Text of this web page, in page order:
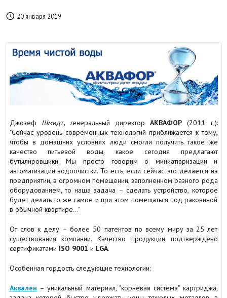
 20 января 2019
Джозеф Шмидт, генеральный директорАКВАФОР (2011 г.):
"Сейчас уровень современных технологий приближается к тому,
чтобы в домашних условиях люди смогли получить такое же
качество питьевой воды, какое сегодня предлагают
бутылировщики. Мы просто говорим о миниатюризации и
автоматизации водоочистки. То есть, если сейчас это делается на
предприятии, в огромном помещении, заполненном разного рода
оборудованием, то наша задача – сделать устройство, которое
будет делать то же самое и при этом помещаться под раковиной
в обычной квартире…"
От слов к делу – более 50 патентов по всему миру за 25 лет
существования компании. Качество продукции подтверждено
сертификатами ISO 9001 и LGA.
Особенная гордость следующие технологии:
Аквален – уникальный материал, "корневая система" картриджа,